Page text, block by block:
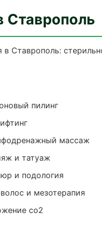
Ставрополь
в Ставрополь:
пилинг
массаж
и татуаж
и подология
и мезотерапия
co2